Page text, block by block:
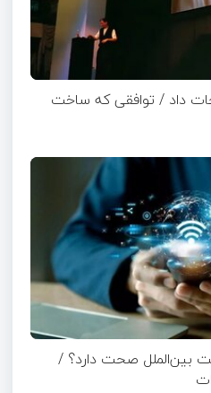
داد / توافقی که ساخت
برای اینترنت بین‌الملل صحت دارد؟ /